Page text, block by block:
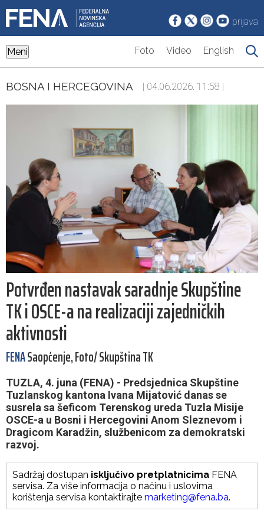
prijava
Meni Foto Video English
BOSNA I HERCEGOVINA | 04.06.2026. 11:58 |
Potvrđen nastavak saradnje Skupštine
TK i OSCE-a na realizaciji zajedničkih
aktivnosti
FENASaopćenje, Foto/ Skupština TK
TUZLA, 4. juna (FENA) - Predsjednica Skupštine
Tuzlanskog kantona Ivana Mijatović danas se
susrela sa šeficom Terenskog ureda Tuzla Misije
OSCE-a u Bosni i Hercegovini Anom Sleznevom i
Dragicom Karadžin, službenicom za demokratski
razvoj.
Sadržaj dostupan isključivo pretplatnicima FENA
servisa. Za više informacija o načinu i uslovima
korištenja servisa kontaktirajte marketing@fena.ba.